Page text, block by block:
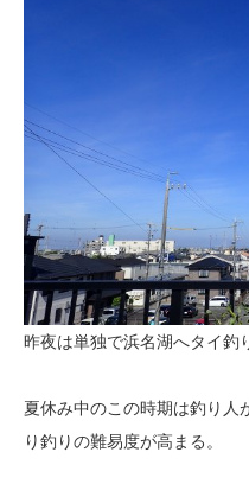
昨夜は単独で浜名湖へタイ釣
夏休み中のこの時期は釣り人
り釣りの難易度が高まる。